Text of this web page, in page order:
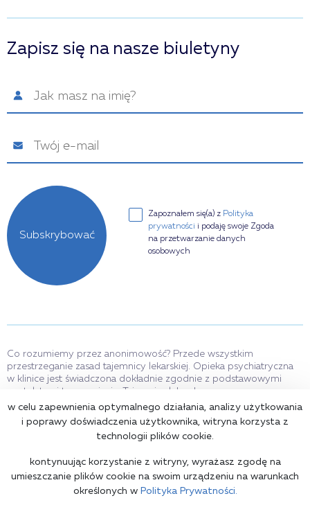
Zapisz się na nasze biuletyny
Zapoznałem się(a) z Polityka
prywatności i podaję swoje Zgoda
na przetwarzanie danych
osobowych
Subskrybować
Co rozumiemy przez anonimowość? Przede wszystkim
przestrzeganie zasad tajemnicy lekarskiej. Opieka psychiatryczna
w klinice jest świadczona dokładnie zgodnie z podstawowymi
postulatami tego pojęcia. Tajemnica lekarska oznacza
nieujawnianie przez wszystkich pracowników placówki medycznej
informacji o fakcie zwrócenia się pacjenta o pomoc, o stanie
zdrowia wnioskodawcy, diagnozie i wszelkich innych informacjach.
Świadczymy usługi dla dzieci od 15 roku życia.
Mapa serwisu
w celu zapewnienia optymalnego działania, analizy użytkowania
i poprawy doświadczenia użytkownika, witryna korzysta z
technologii plików cookie.
kontynuując korzystanie z witryny, wyrażasz zgodę na
umieszczanie plików cookie na swoim urządzeniu na warunkach
określonych w Polityka Prywatności.